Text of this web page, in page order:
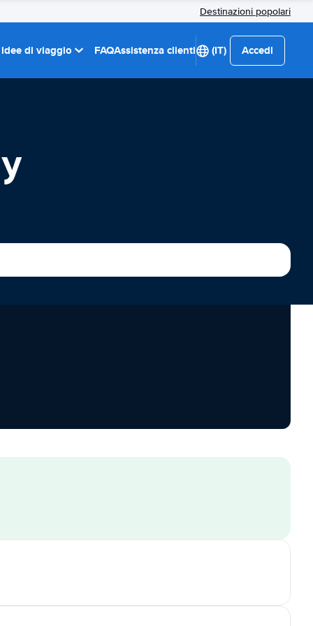
Destinazioni popolari
di viaggio FAQAssistenza clienti (IT) Accedi